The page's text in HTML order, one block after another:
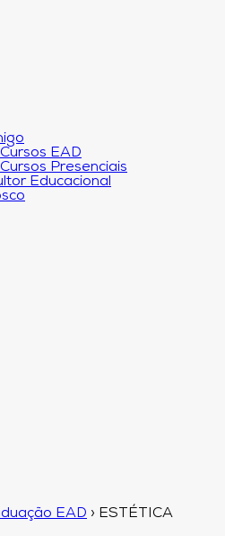
EAD
Presenciais
Educacional
EAD › ESTÉTICA